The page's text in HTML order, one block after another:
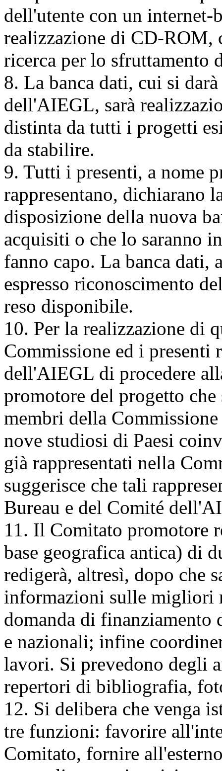
dell'utente con un internet-
realizzazione di CD-ROM,
ricerca per lo sfruttamento
8. La banca dati, cui si
dell'AIEGL, sarà
distinta da tutti i progetti
da stabilire.
9. Tutti i presenti, a nome
rappresentano, dichiarano
disposizione della nuova
acquisiti o che lo saranno
fanno capo. La banca dati,
espresso riconoscimento
reso disponibile.
10. Per la realizzazione di
Commissione ed i presenti
dell'AIEGL di procedere
promotore del progetto
membri della
nove studiosi di Paesi
già rappresentati nella
suggerisce che tali
Bureau e del Comité
11. Il Comitato promotore
base geografica antica) di
redigerà, altresì, dopo che
informazioni sulle migliori
domanda di
e nazionali; infine
lavori. Si prevedono degli
repertori di bibliografia,
12. Si delibera che venga
tre funzioni: favorire
Comitato, fornire